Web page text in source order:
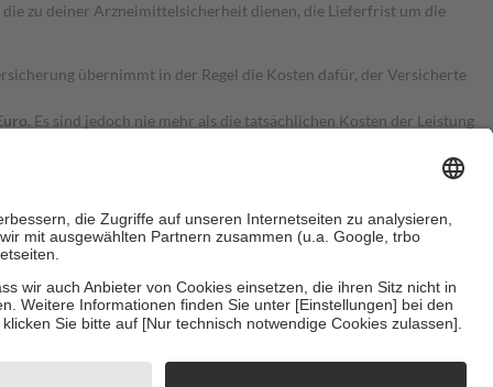
zu deiner Arzneimittelsicherheit dienen, die Lieferfrist um die
übernimmt in der Regel die Kosten dafür, der Versicherte
Es sind jedoch nie mehr als die tatsächlichen Kosten der Leistung
Zuzahlungen an bei: